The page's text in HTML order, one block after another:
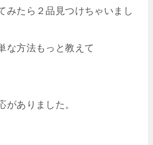
みたら２品見つけちゃいまし
な方法もっと教えて
がありました。